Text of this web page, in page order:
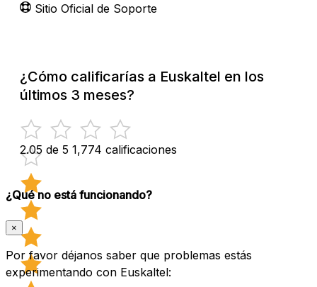
Sitio Oficial de Soporte
¿Cómo calificarías a Euskaltel en los
últimos 3 meses?
2.05 de 5 1,774 calificaciones
¿Qué no está funcionando?
×
Por favor déjanos saber que problemas estás
experimentando con Euskaltel: